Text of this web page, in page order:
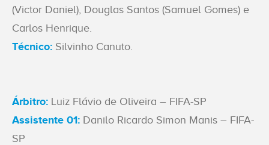
(Victor Daniel), Douglas Santos (Samuel Gomes) e
Carlos Henrique.
Técnico: Silvinho Canuto.
Árbitro: Luiz Flávio de Oliveira – FIFA-SP
Assistente 01: Danilo Ricardo Simon Manis – FIFA-
SP